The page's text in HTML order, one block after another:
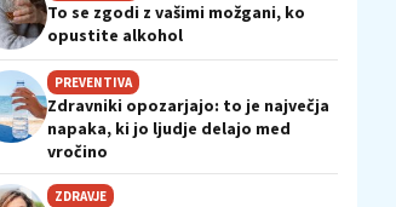
To se zgodi z vašimi možgani, ko
opustite alkohol
PREVENTIVA
Zdravniki opozarjajo: to je največja
napaka, ki jo ljudje delajo med
vročino
ZDRAVJE